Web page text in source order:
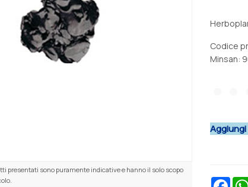
presentati sono puramente indicative e hanno il solo scopo
Codice
Minsan: